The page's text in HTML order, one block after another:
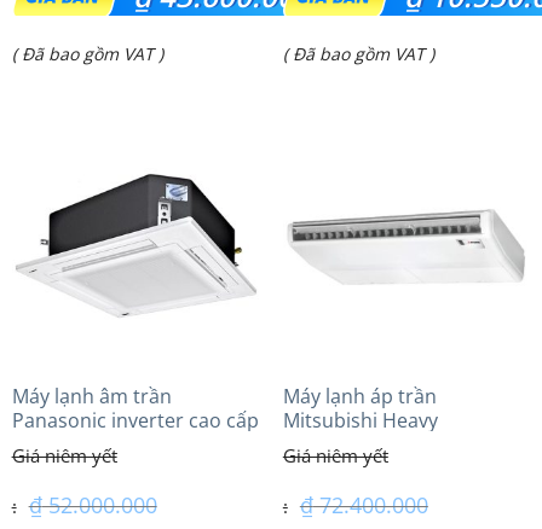
gốc
là:
Giá
₫ 43.600.000.
( Đã bao gồm VAT )
gốc
là:
Giá
₫ 10.550.000.
( Đã bao gồm VAT )
Máy lạnh âm trần
Panasonic inverter cao cấp
(5.0Hp) S-3448PU3HA/U-
43PRH1H8 – 3 Pha
₫52.000.000
Máy lạnh áp trần
Mitsubishi Heavy
FDE140VG (6.0Hp) Cao cấp
– 3 Pha
₫72.400.000